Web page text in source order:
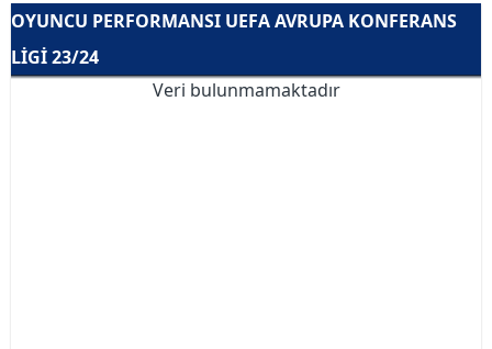
OYUNCU PERFORMANSI UEFA AVRUPA KONFERANS
LIGI 23/24
Veri bulunmamaktadır